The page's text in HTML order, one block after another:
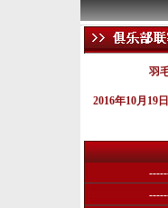
羽
2016年10月19